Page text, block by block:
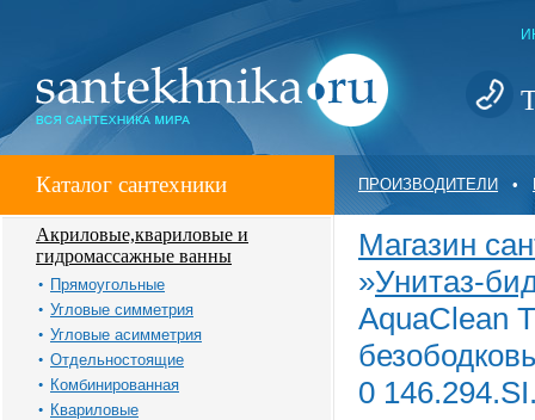
Каталог сантехники ПРОИЗВОДИТЕЛИ •
Акриловые,квариловые и
гидромассажные ванны
Прямоугольные
Угловые симметрия
Угловые асимметрия
Отдельностоящие
Комбинированная
Квариловые
Магазин
»Унитаз-
AquaClean
0